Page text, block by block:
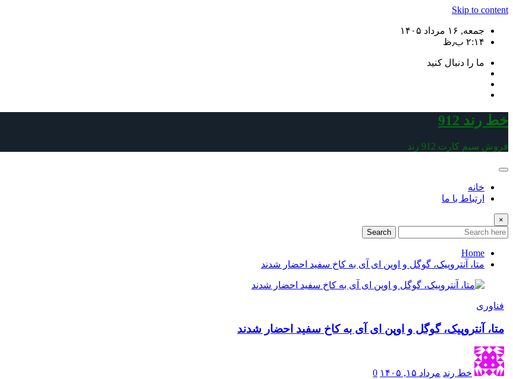
Skip to content
جمعه, ۱۶ مرداد ۱۴۰۵
۲:۱۴ ب٫ظ
ما را دنبال کنید
خط رند 912
فروش سیم کارت 912 رند
خانه
ارتباط با ما
×
Search
Home
متا، آنتروپیک، گوگل و اوپن ای آی به کاخ سفید احضار شدند
فناوری
متا، آنتروپیک، گوگل و اوپن ای آی به کاخ سفید احضار شدند
خط رند مرداد ۱۵, ۱۴۰۵ 0